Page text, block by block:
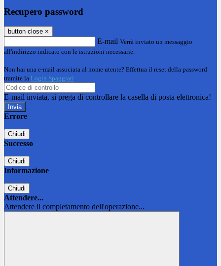
Recupero password
button close ×
E-mail Verrà inviato un messaggio
all'indirizzo indicato con le istruzioni necessarie.
Non hai una e-mail associata al nome utente? Effettua il reset della password
tramite la Login Spaggiari
E-mail inviata, si prega di controllare la casella di posta elettronica!
Errore
Chiudi
Successo
Chiudi
Informazione
Chiudi
Attendere...
Attendere il completamento dell'operazione...